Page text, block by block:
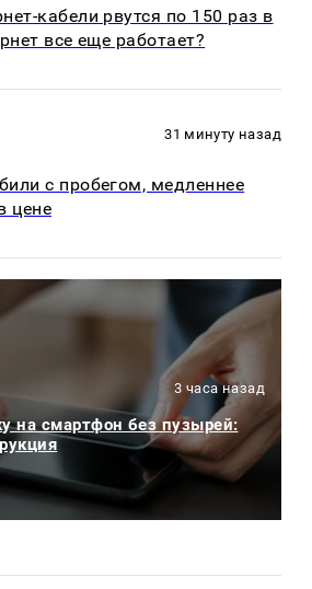
кабели рвутся по 150 раз в
все еще работает?
31 минуту назад
с пробегом, медленнее
цене
3 часа назад
на смартфон без пузырей: